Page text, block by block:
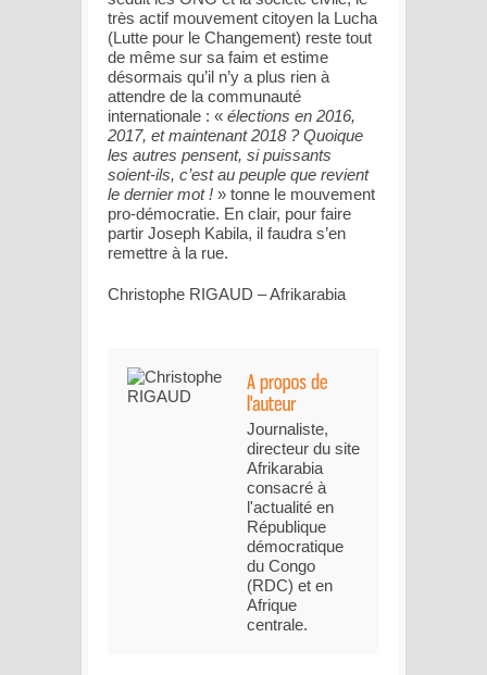
très actif mouvement citoyen la Lucha
(Lutte pour le Changement) reste tout
de même sur sa faim et estime
désormais qu’il n’y a plus rien à
attendre de la communauté
internationale : « élections en 2016,
2017, et maintenant 2018 ? Quoique
les autres pensent, si puissants
soient-ils, c’est au peuple que revient
le dernier mot ! » tonne le mouvement
pro-démocratie. En clair, pour faire
partir Joseph Kabila, il faudra s’en
remettre à la rue.
Christophe RIGAUD – Afrikarabia
Journaliste,
directeur du site
Afrikarabia
consacré à
l'actualité en
République
démocratique
du Congo
(RDC) et en
Afrique
centrale.